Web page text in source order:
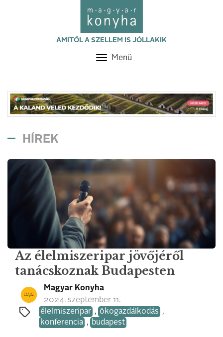
AMITŐL A SZELLEM IS JÓLLAKIK
Toggle
Menü
HÍREK
Az élelmiszeripar jövőjéről
tanácskoznak Budapesten
Magyar Konyha
2024. szeptember 11.
élelmiszeripar , ökogazdálkodás ,
konferencia , budapest